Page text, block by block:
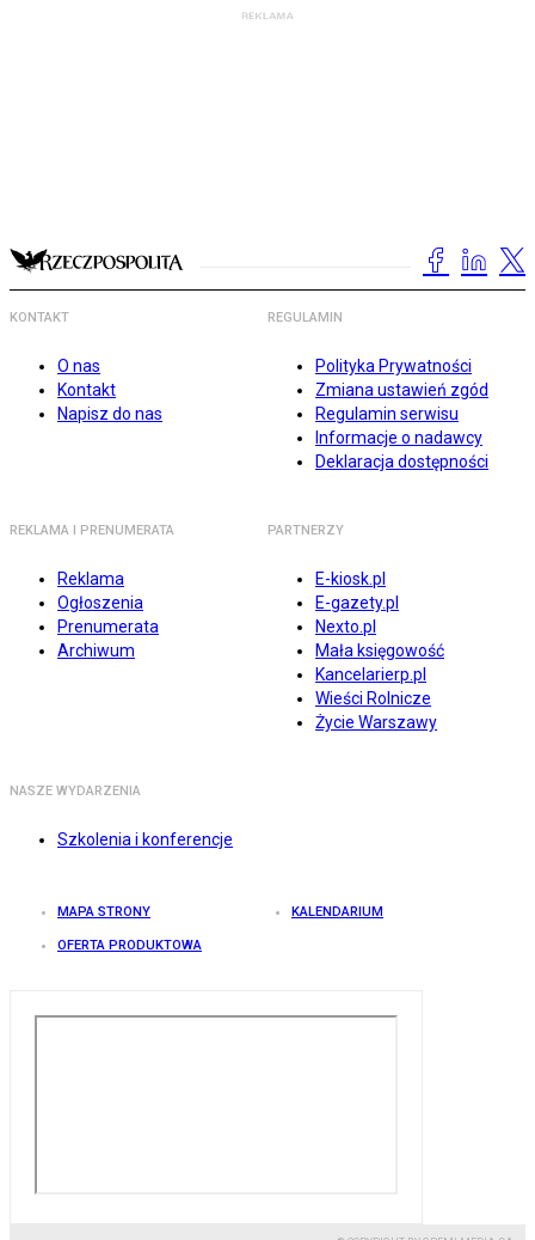
KONTAKT
O nas
Kontakt
Napisz do nas
REGULAMIN
Polityka Prywatności
Zmiana ustawień zgód
Regulamin serwisu
Informacje o nadawcy
Deklaracja dostępności
REKLAMA I PRENUMERATA
Reklama
Ogłoszenia
Prenumerata
Archiwum
PARTNERZY
E-kiosk.pl
E-gazety.pl
Nexto.pl
Mała księgowość
Kancelarierp.pl
Wieści Rolnicze
Życie Warszawy
NASZE WYDARZENIA
Szkolenia i konferencje
MAPA STRONY KALENDARIUM
OFERTA PRODUKTOWA